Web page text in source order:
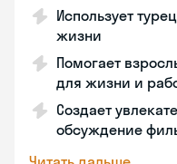
Использует
жизни
Помогает
для жизни и
Создает
обсуждение